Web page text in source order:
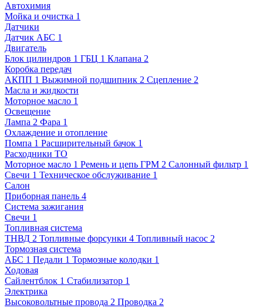
Автохимия
Мойка и очистка 1
Датчики
Датчик АБС 1
Двигатель
Блок цилиндров 1 ГБЦ 1 Клапана 2
Коробка передач
АКПП 1 Выжимной подшипник 2 Сцепление 2
Масла и жидкости
Моторное масло 1
Освещение
Лампа 2 Фара 1
Охлаждение и отопление
Помпа 1 Расширительный бачок 1
Расходники ТО
Моторное масло 1 Ремень и цепь ГРМ 2 Салонный фильтр 1
Свечи 1 Техническое обслуживание 1
Салон
Приборная панель 4
Система зажигания
Свечи 1
Топливная система
ТНВД 2 Топливные форсунки 4 Топливный насос 2
Тормозная система
АБС 1 Педали 1 Тормозные колодки 1
Ходовая
Сайлентблок 1 Стабилизатор 1
Электрика
Высоковольтные провода 2 Проводка 2